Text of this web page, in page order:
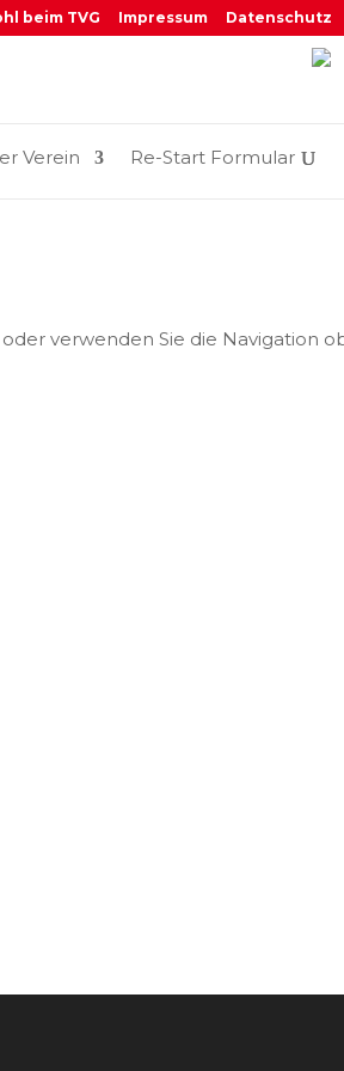
beim TVG Impressum Datenschutz
Verein Re-Start Formular
verwenden Sie die Navigation